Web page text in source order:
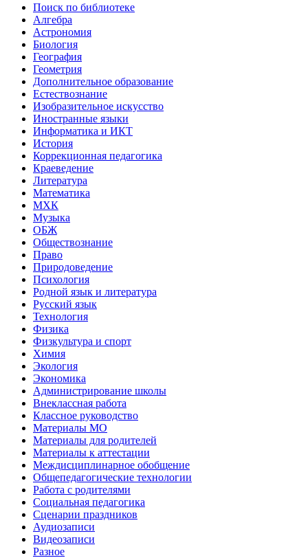
Поиск по библиотеке
Алгебра
Астрономия
Биология
География
Геометрия
Дополнительное образование
Естествознание
Изобразительное искусство
Иностранные языки
Информатика и ИКТ
История
Коррекционная педагогика
Краеведение
Литература
Математика
МХК
Музыка
ОБЖ
Обществознание
Право
Природоведение
Психология
Родной язык и литература
Русский язык
Технология
Физика
Физкультура и спорт
Химия
Экология
Экономика
Администрирование школы
Внеклассная работа
Классное руководство
Материалы МО
Материалы для родителей
Материалы к аттестации
Междисциплинарное обобщение
Общепедагогические технологии
Работа с родителями
Социальная педагогика
Сценарии праздников
Аудиозаписи
Видеозаписи
Разное